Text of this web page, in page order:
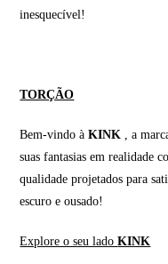
inesquecível!
TORÇÃO
Bem-vindo àKINK , a
suas fantasias em realidade
qualidade projetados para
escuro e ousado!
Explore o seu ladoKINK